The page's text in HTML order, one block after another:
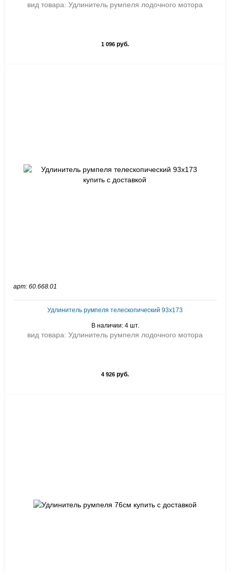
вид товара: Удлинитель румпеля лодочного мотора
1 096 руб.
арт: 60.668.01
Удлинитель румпеля телескопический 93x173
В наличии: 4 шт.
вид товара: Удлинитель румпеля лодочного мотора
4 926 руб.